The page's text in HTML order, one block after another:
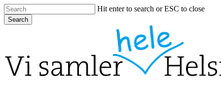
Skip
to
main
Hit enter to search or ESC to close
Search